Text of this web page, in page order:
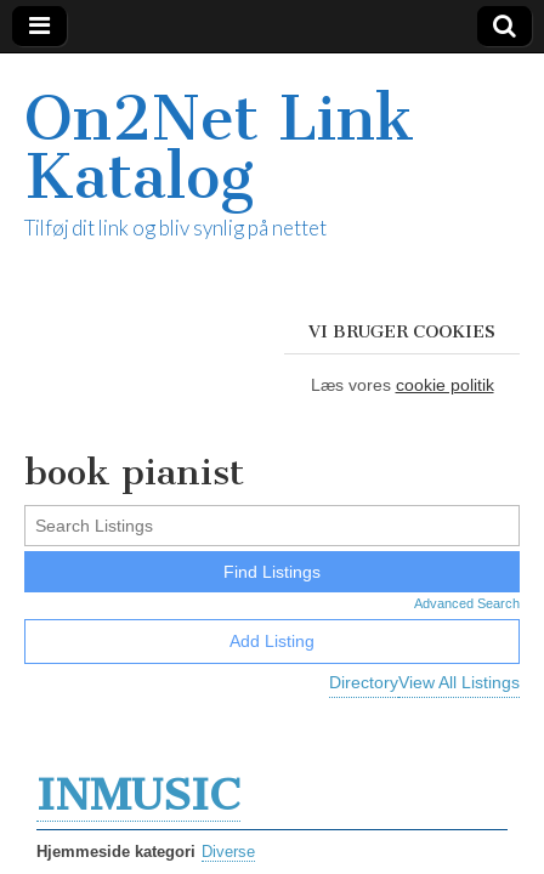
On2Net Link
Katalog
Tilføj dit link og bliv synlig på nettet
VI BRUGER COOKIES
Læs vores cookie politik
book pianist
Advanced Search
DirectoryView All Listings
Add Listing
INMUSIC
Hjemmeside kategori Diverse